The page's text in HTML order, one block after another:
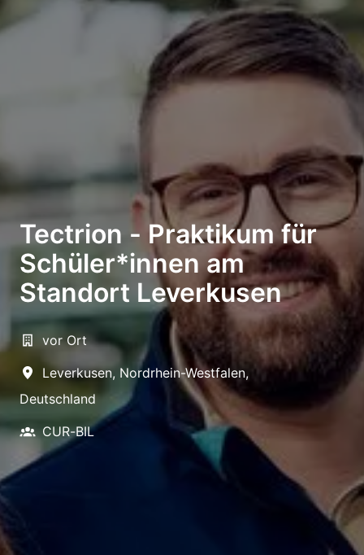
Tectrion - Praktikum für
Schüler*innen am
Standort Leverkusen
vor Ort
Leverkusen, Nordrhein-Westfalen,
Deutschland
CUR-BIL